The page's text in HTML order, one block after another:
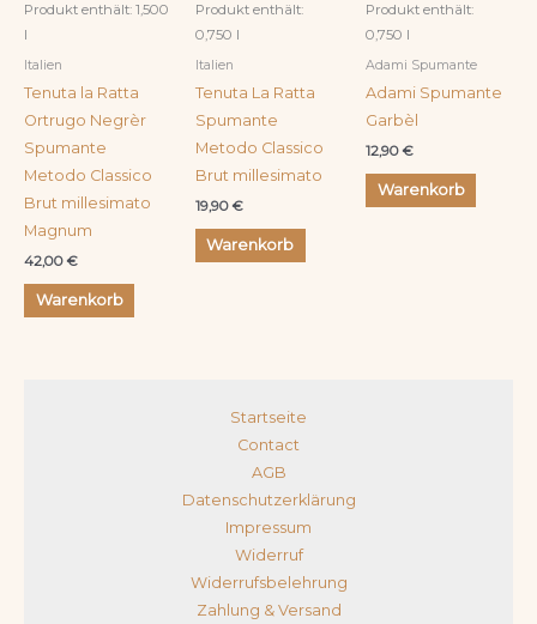
Produkt enthält: 1,500
l
Italien
Tenuta la Ratta
Ortrugo Negrèr
Spumante
Metodo Classico
Brut millesimato
Magnum
42,00€
Warenkorb
Produkt enthält:
0,750 l
Italien
Tenuta La Ratta
Spumante
Metodo Classico
Brut millesimato
19,90€
Warenkorb
Produkt enthält:
0,750 l
Adami Spumante
Adami Spumante
Garbèl
12,90€
Warenkorb
Startseite
Contact
AGB
Datenschutzerklärung
Impressum
Widerruf
Widerrufsbelehrung
Zahlung & Versand